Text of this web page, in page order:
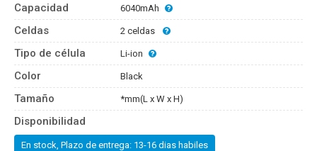
Capacidad 6040mAh
Celdas 2 celdas
Tipo de célula Li-ion
Color Black
Tamaño *mm(L x W x H)
Disponibilidad
En stock, Plazo de entrega: 13-16 dias habiles